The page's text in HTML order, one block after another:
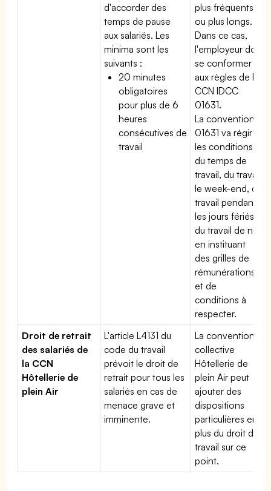
d'accorder des
temps de pause
aux salariés. Les
minima sont les
suivants :
20 minutes
obligatoires
pour plus de 6
heures
consécutives de
travail
plus fréquents
ou plus longs.
Dans ce cas,
l'employeur doit
se conformer
aux règles de la
CCN IDCC
01631.
La convention
01631 va régir
les conditions
du temps de
travail, du travail
le week-end, du
travail pendant
les jours fériés,
du travail de nuit
en instituant
des grilles de
rémunérations
et de
conditions à
respecter.
Droit de retrait
des salariés de
la CCN
Hôtellerie de
plein Air
L'article L4131 du
code du travail
prévoit le droit de
retrait pour tous les
salariés en cas de
menace grave et
imminente.
La convention
collective
Hôtellerie de
plein Air peut
ajouter des
dispositions
particulières en
plus du droit du
travail sur ce
point.